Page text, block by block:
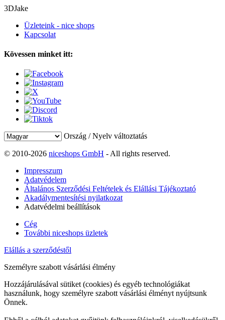
3DJake
Üzleteink - nice shops
Kapcsolat
Kövessen minket itt:
Ország / Nyelv változtatás
© 2010-2026 niceshops GmbH - All rights reserved.
Impresszum
Adatvédelem
Általános Szerződési Feltételek és Elállási Tájékoztató
Akadálymentesítési nyilatkozat
Adatvédelmi beállítások
Cég
További niceshops üzletek
Elállás a szerződéstől
Személyre szabott vásárlási élmény
Hozzájárulásával sütiket (cookies) és egyéb technológiákat
használunk, hogy személyre szabott vásárlási élményt nyújtsunk
Önnek.